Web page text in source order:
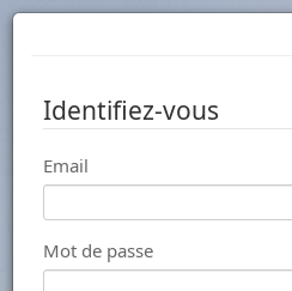
Identifiez-vous
Email
Mot de passe